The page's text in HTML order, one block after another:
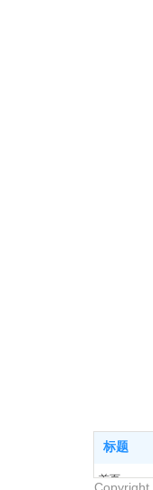
标题
首页